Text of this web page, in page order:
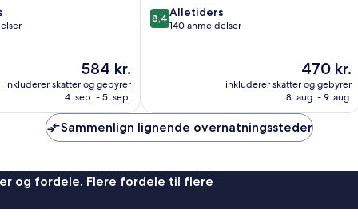
Prisen
er
584 kr.
584 kr.
inkluderer skatter og gebyrer
4. sep. - 5. sep.
8.4
ud
8,4 Alletiders
140 anmeldelser
Prisen
er
470 kr.
470 kr.
inkluderer skatter og gebyrer
8. aug. - 9. aug.
Sammenlign lignende overnatningssteder
og fordele. Flere fordele til flere